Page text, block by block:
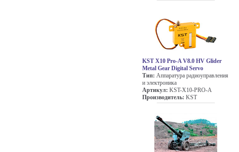
KST X10 Pro-A V8.0 HV Glider
Metal Gear Digital Servo
Тип: Аппаратура радиоуправления
и электроника
Артикул: KST-X10-PRO-A
Производитель: KST